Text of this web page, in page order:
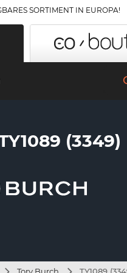
SORTIMENT IN EUROPA!
(3349)